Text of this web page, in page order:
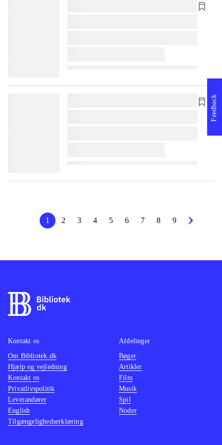
lorem ipsum dolor sit amet ...
lorem ipsum dolor sit amet ...
lorem ipsum dolor sit amet ...
lorem ipsum dolor sit amet ...
1 2 3 4 5 6 7 8 9
Feedback
Kontakt os
Om Bibliotek.dk
Hjælp og vejledning
Kontakt os
Privatlivspolitik
Leverandører
English
Tilgængelighedserklæring
Afdelinger
Bøger
Artikler
Film
Musik
Spil
Noder